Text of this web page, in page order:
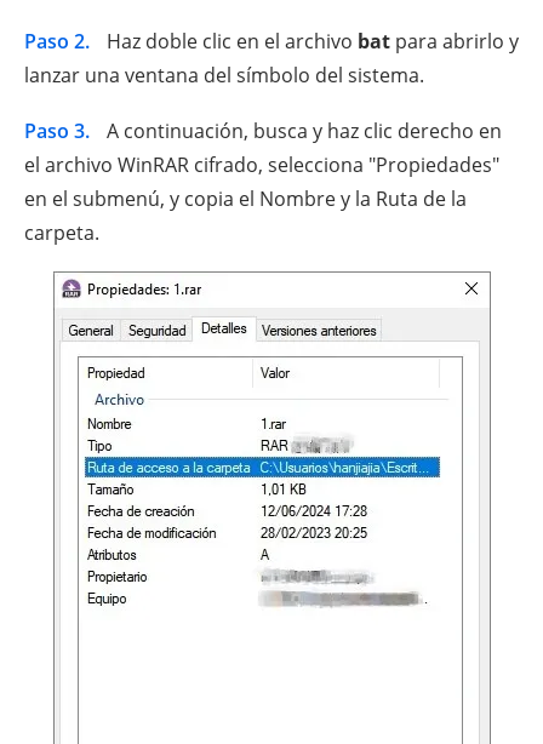
Paso 2. Haz doble clic en el archivo bat para abrirlo y
lanzar una ventana del símbolo del sistema.
Paso 3.
A continuación, busca y haz clic derecho en
el archivo WinRAR cifrado, selecciona "Propiedades"
en el submenú, y copia el Nombre y la Ruta de la
carpeta.